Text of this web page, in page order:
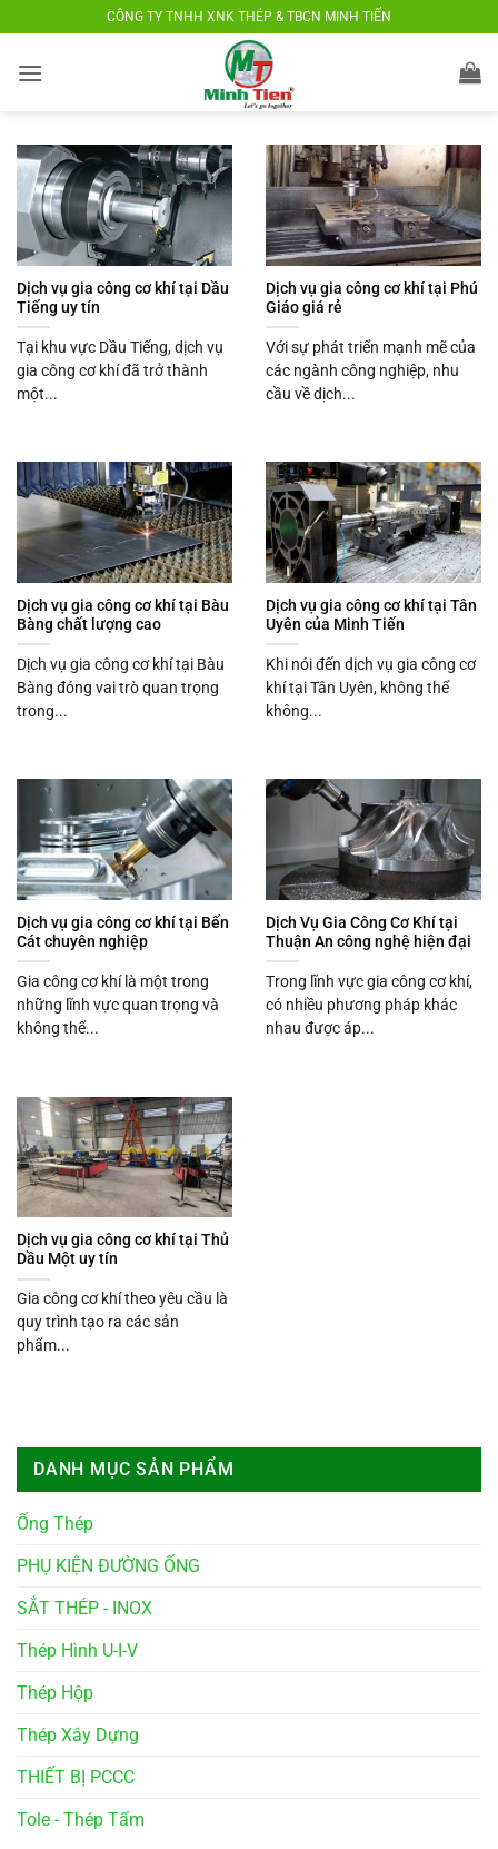
nội
CÔNG TY TNHH XNK THÉP & TBCN MINH TIẾN
DANH MỤC SẢN PHẨM
Ống Thép
PHỤ KIỆN ĐƯỜNG ỐNG
SẮT THÉP - INOX
Thép Hình U-I-V
Thép Hộp
Thép Xây Dựng
THIẾT BỊ PCCC
Tole - Thép Tấm
Dịch vụ gia công cơ khí tại Dầu
Tiếng uy tín
Tại khu vực Dầu Tiếng, dịch vụ
gia công cơ khí đã trở thành
một...
Dịch vụ gia công cơ khí tại Phú
Giáo giá rẻ
Với sự phát triển mạnh mẽ của
các ngành công nghiệp, nhu
cầu về dịch...
Dịch vụ gia công cơ khí tại Bàu
Bàng chất lượng cao
Dịch vụ gia công cơ khí tại Bàu
Bàng đóng vai trò quan trọng
trong...
Dịch vụ gia công cơ khí tại Tân
Uyên của Minh Tiến
Khi nói đến dịch vụ gia công cơ
khí tại Tân Uyên, không thể
không...
Dịch vụ gia công cơ khí tại Bến
Cát chuyên nghiệp
Gia công cơ khí là một trong
những lĩnh vực quan trọng và
không thể...
Dịch Vụ Gia Công Cơ Khí tại
Thuận An công nghệ hiện đại
Trong lĩnh vực gia công cơ khí,
có nhiều phương pháp khác
nhau được áp...
Dịch vụ gia công cơ khí tại Thủ
Dầu Một uy tín
Gia công cơ khí theo yêu cầu là
quy trình tạo ra các sản
phẩm...